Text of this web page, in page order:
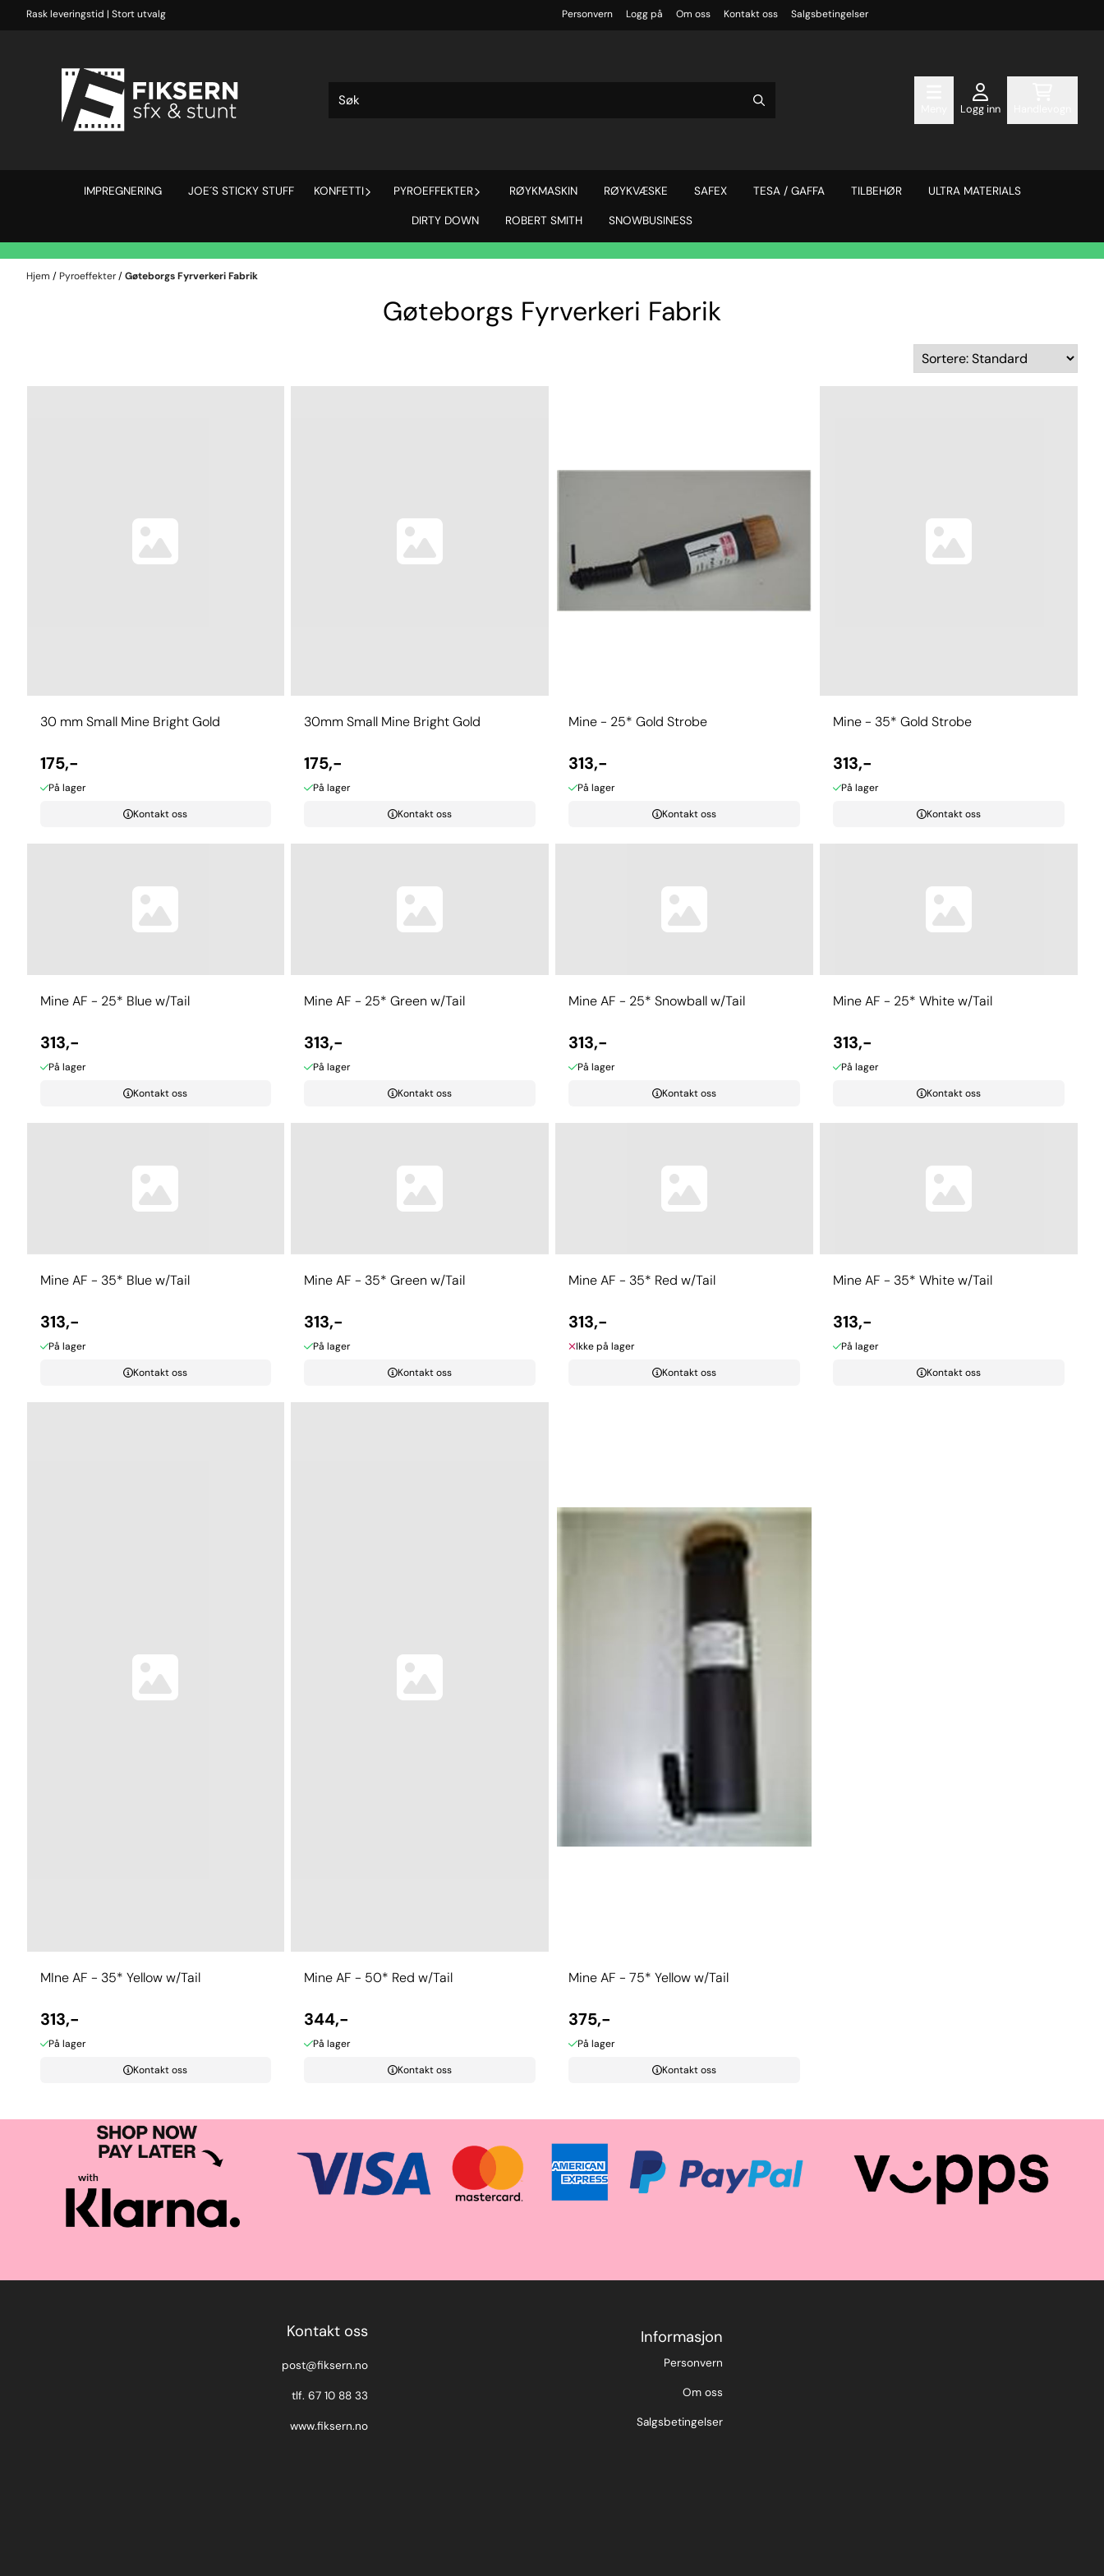
Hopp til innhold
Rask leveringstid | Stort utvalg Personvern Logg på Om oss Kontakt oss Salgsbetingelser
Logg inn
IMPREGNERING JOE´S STICKY STUFF KONFETTI PYROEFFEKTER RØYKMASKIN RØYKVÆSKE SAFEX TESA / GAFFA TILBEHØR ULTRA MATERIALS
DIRTY DOWN ROBERT SMITH SNOWBUSINESS
Hjem / Pyroeffekter/Gøteborgs Fyrverkeri Fabrik
Gøteborgs Fyrverkeri Fabrik
30 mm Small Mine Bright Gold
175,-
På lager
Kontakt oss
30mm Small Mine Bright Gold
175,-
På lager
Kontakt oss
Mine - 25* Gold Strobe
313,-
På lager
Kontakt oss
Mine - 35* Gold Strobe
313,-
På lager
Kontakt oss
Mine AF - 25* Blue w/Tail
313,-
På lager
Kontakt oss
Mine AF - 25* Green w/Tail
313,-
På lager
Kontakt oss
Mine AF - 25* Snowball w/Tail
313,-
På lager
Kontakt oss
Mine AF - 25* White w/Tail
313,-
På lager
Kontakt oss
Mine AF - 35* Blue w/Tail
313,-
På lager
Kontakt oss
Mine AF - 35* Green w/Tail
313,-
På lager
Kontakt oss
Mine AF - 35* Red w/Tail
313,-
Ikke på lager
Kontakt oss
Mine AF - 35* White w/Tail
313,-
På lager
Kontakt oss
MIne AF - 35* Yellow w/Tail
313,-
På lager
Kontakt oss
Mine AF - 50* Red w/Tail
344,-
På lager
Kontakt oss
Mine AF - 75* Yellow w/Tail
375,-
På lager
Kontakt oss
Kontakt oss
post@fiksern.no
tlf. 67 10 88 33
www.fiksern.no
Informasjon
Personvern
Om oss
Salgsbetingelser